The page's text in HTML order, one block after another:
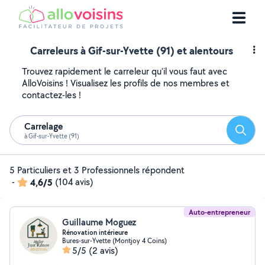
Carreleurs à Gif-sur-Yvette (91) et alentours
Trouvez rapidement le carreleur qu'il vous faut avec
AlloVoisins ! Visualisez les profils de nos membres et
contactez-les !
Carrelage
à Gif-sur-Yvette (91)
5 Particuliers et 3 Professionnels répondent
-
4,6/5 (104 avis)
Auto-entrepreneur
Guillaume Moguez
Rénovation intérieure
Bures-sur-Yvette (Montjoy 4 Coins)
5/5 (2 avis)